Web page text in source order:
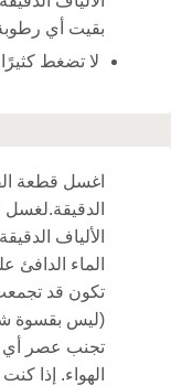
بقيت أي
لا تضغط
اغسل قطعة
الدقيقة.لغسل
الألياف
الماء الدافئ
تكون قد
(ليس بقسوة
تجنب عصر أي
الهواء. إذا